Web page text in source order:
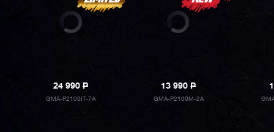
24 990P
GMA-P2100IT-7A
13 990P
GMA-P2100M-2A